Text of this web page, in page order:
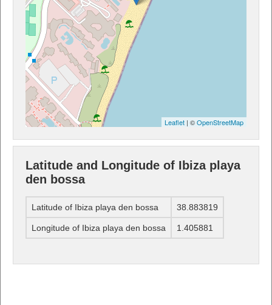
Leaflet | ©OpenStreetMap
Latitude and Longitude of Ibiza playa
den bossa
Latitude of Ibiza playa den bossa 38.883819
Longitude of Ibiza playa den bossa 1.405881